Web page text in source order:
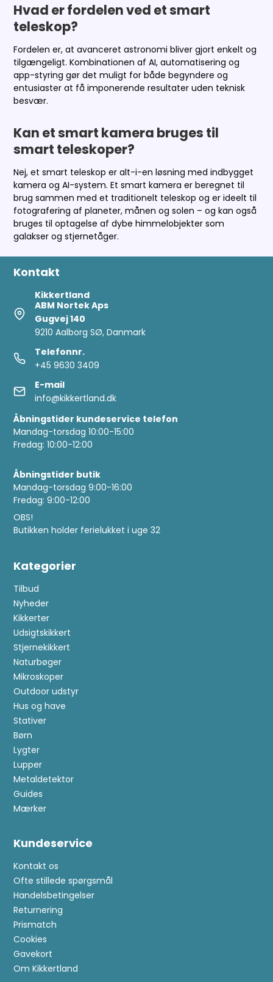
Hvad er fordelen ved et smart
teleskop?
Fordelen er, at avanceret astronomi bliver gjort enkelt og
tilgængeligt. Kombinationen af AI, automatisering og
app-styring gør det muligt for både begyndere og
entusiaster at få imponerende resultater uden teknisk
besvær.
Kan et smart kamera bruges til
smart teleskoper?
Nej, et smart teleskop er alt-i-en løsning med indbygget
kamera og AI-system. Et smart kamera er beregnet til
brug sammen med et traditionelt teleskop og er ideelt til
fotografering af planeter, månen og solen – og kan også
bruges til optagelse af dybe himmelobjekter som
galakser og stjernetåger.
Kontakt
Kikkertland
ABM Nortek Aps
Gugvej 140
9210 Aalborg SØ, Danmark
Telefonnr.
+45 9630 3409
E-mail
info@kikkertland.dk
Åbningstider kundeservice telefon
Mandag-torsdag 10:00-15:00
Fredag: 10:00-12:00
Åbningstider butik
Mandag-torsdag 9:00-16:00
Fredag: 9:00-12:00
OBS!
Butikken holder ferielukket i uge 32
Kategorier
Tilbud
Nyheder
Kikkerter
Udsigtskikkert
Stjernekikkert
Naturbøger
Mikroskoper
Outdoor udstyr
Hus og have
Stativer
Børn
Lygter
Lupper
Metaldetektor
Guides
Mærker
Kundeservice
Kontakt os
Ofte stillede spørgsmål
Handelsbetingelser
Returnering
Prismatch
Cookies
Gavekort
Om Kikkertland